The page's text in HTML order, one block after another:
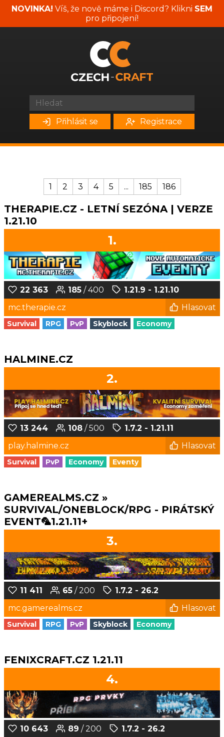
NOVINKA! Víš, že nově máme i Discord? Klikni SEM
pro připojení!
Přihlásit se Registrace
1 2 3 4 5 ... 185 186
THERAPIE.CZ - LETNÍ SEZÓNA | VERZE
1.21.10
1.
22 363 185 / 400
1.21.9 - 1.21.10
mc.therapie.cz
Hlasovat
Survival RPG PvP Skyblock Economy
HALMINE.CZ
2.
13 244 108 / 500
1.7.2 - 1.21.11
play.halmine.cz
Hlasovat
Survival PvP Economy Eventy
GAMEREALMS.CZ »
SURVIVAL/ONEBLOCK/RPG - PIRÁTSKÝ
EVENT🦜1.21.11+
3.
11 411 65 / 200
1.7.2 - 26.2
mc.gamerealms.cz
Hlasovat
Survival RPG PvP Skyblock Economy
FENIXCRAFT.CZ 1.21.11
4.
10 643 89 / 200
1.7.2 - 26.2